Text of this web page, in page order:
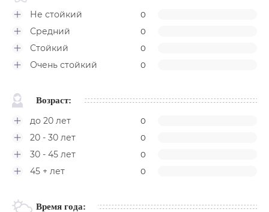
Не стойкий 0
Средний 0
Стойкий 0
Очень стойкий 0
Возраст:
до 20 лет 0
20 - 30 лет 0
30 - 45 лет 0
45 + лет 0
Время года: